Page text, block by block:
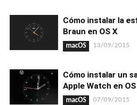
Cómo instalar la
Braun en OS X
macOS 13/09/2015
Cómo instalar un
Apple Watch en
macOS 07/09/2015